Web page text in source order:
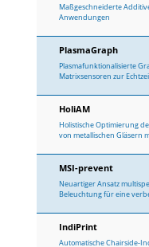
Maßgeschneiderte
Anwendungen
PlasmaGraph
Plasmafunktionalisierte
Matrixsensoren zur
HoliAM
Holistische Optimierung
von metallischen Gläsern
MSI-prevent
Neuartiger Ansatz
Beleuchtung für eine
IndiPrint
Automatische Chairside-